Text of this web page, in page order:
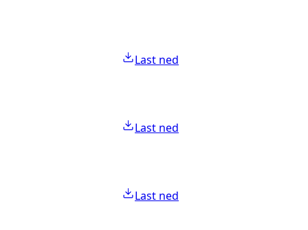
Last ned
Last ned
Last ned